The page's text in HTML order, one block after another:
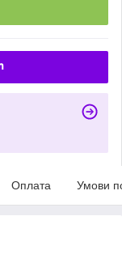
Оплата Умови